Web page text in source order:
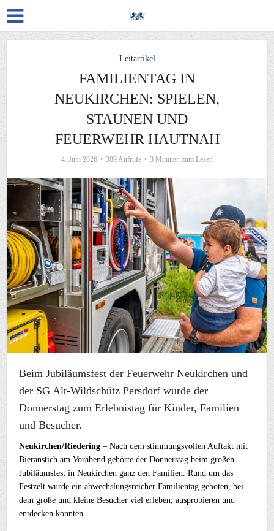
Leitartikel
FAMILIENTAG IN
NEUKIRCHEN: SPIELEN,
STAUNEN UND
FEUERWEHR HAUTNAH
4. Juni 2026 389 Aufrufe 3 Minuten zum Lesen
Beim Jubiläumsfest der Feuerwehr Neukirchen und
der SG Alt-Wildschütz Persdorf wurde der
Donnerstag zum Erlebnistag für Kinder, Familien
und Besucher.
Neukirchen/Riedering – Nach dem stimmungsvollen Auftakt mit
Bieranstich am Vorabend gehörte der Donnerstag beim großen
Jubiläumsfest in Neukirchen ganz den Familien. Rund um das
Festzelt wurde ein abwechslungsreicher Familientag geboten, bei
dem große und kleine Besucher viel erleben, ausprobieren und
entdecken konnten.